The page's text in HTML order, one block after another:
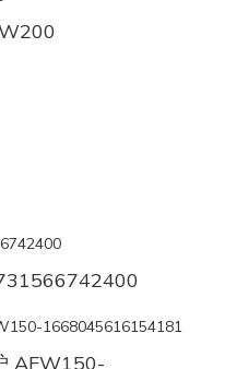
AFW150-